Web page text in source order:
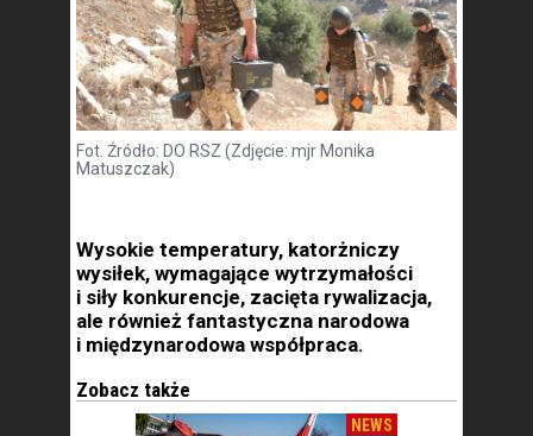
Fot. Źródło: DO RSZ (Zdjęcie: mjr Monika
Matuszczak)
Wysokie temperatury, katorżniczy
wysiłek, wymagające wytrzymałości
i siły konkurencje, zacięta rywalizacja,
ale również fantastyczna narodowa
i międzynarodowa współpraca.
Zobacz także
NEWS